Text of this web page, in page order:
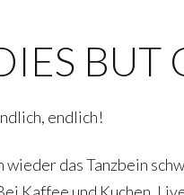
BUT
endlich!
das Tanzbein